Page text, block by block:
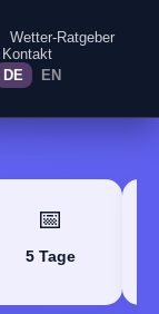
Wetter-Ratgeber
Kontakt
DE EN
📅
5 Tage